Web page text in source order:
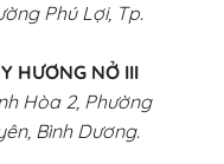
Phú Lợi, Tp.
HƯƠNG NỞ III
Hòa 2, Phường
Bình Dương.